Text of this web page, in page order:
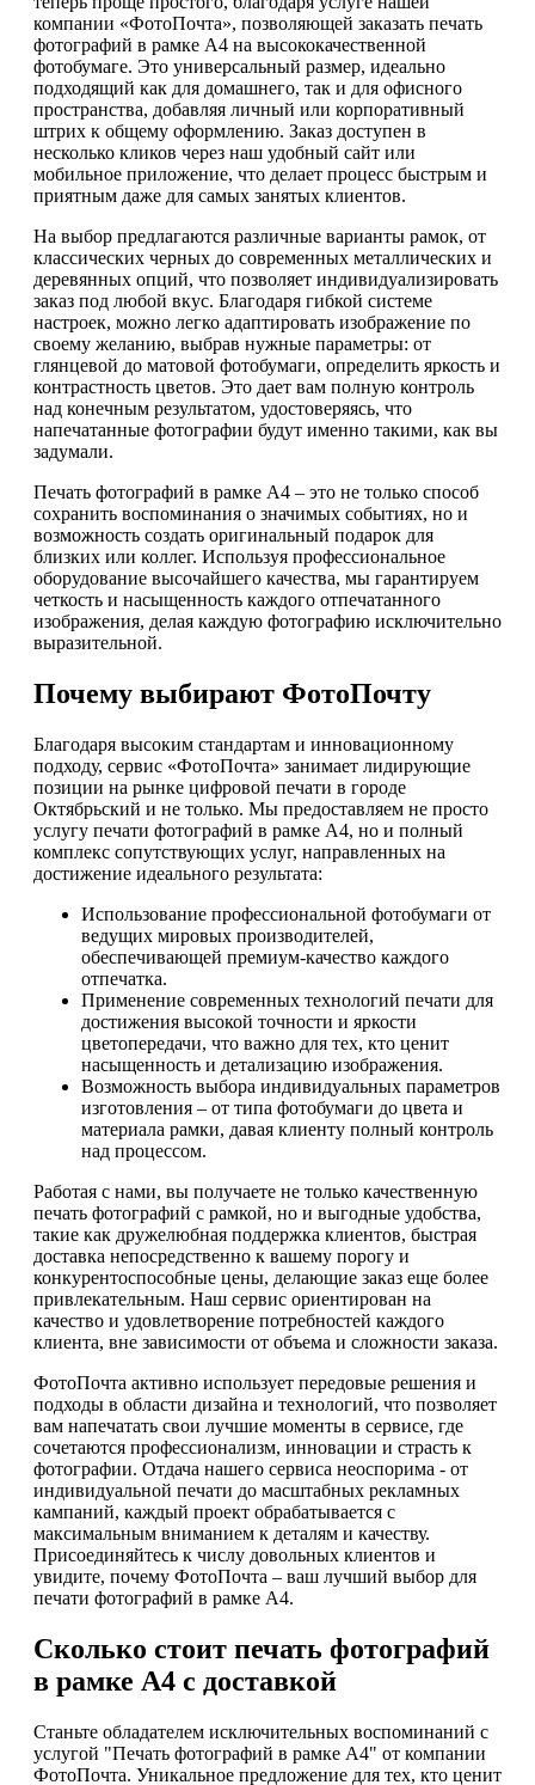
компании «ФотоПочта», позволяющей заказать печать
фотографий в рамке А4 на высококачественной
фотобумаге. Это универсальный размер, идеально
подходящий как для домашнего, так и для офисного
пространства, добавляя личный или корпоративный
штрих к общему оформлению. Заказ доступен в
несколько кликов через наш удобный сайт или
мобильное приложение, что делает процесс быстрым и
приятным даже для самых занятых клиентов.
На выбор предлагаются различные варианты рамок, от
классических черных до современных металлических и
деревянных опций, что позволяет индивидуализировать
заказ под любой вкус. Благодаря гибкой системе
настроек, можно легко адаптировать изображение по
своему желанию, выбрав нужные параметры: от
глянцевой до матовой фотобумаги, определить яркость и
контрастность цветов. Это дает вам полную контроль
над конечным результатом, удостоверяясь, что
напечатанные фотографии будут именно такими, как вы
задумали.
Печать фотографий в рамке А4 – это не только способ
сохранить воспоминания о значимых событиях, но и
возможность создать оригинальный подарок для
близких или коллег. Используя профессиональное
оборудование высочайшего качества, мы гарантируем
четкость и насыщенность каждого отпечатанного
изображения, делая каждую фотографию исключительно
выразительной.
Почему выбирают ФотоПочту
Благодаря высоким стандартам и инновационному
подходу, сервис «ФотоПочта» занимает лидирующие
позиции на рынке цифровой печати в городе
Октябрьский и не только. Мы предоставляем не просто
услугу печати фотографий в рамке А4, но и полный
комплекс сопутствующих услуг, направленных на
достижение идеального результата:
Использование профессиональной фотобумаги от
ведущих мировых производителей,
обеспечивающей премиум-качество каждого
отпечатка.
Применение современных технологий печати для
достижения высокой точности и яркости
цветопередачи, что важно для тех, кто ценит
насыщенность и детализацию изображения.
Возможность выбора индивидуальных параметров
изготовления – от типа фотобумаги до цвета и
материала рамки, давая клиенту полный контроль
над процессом.
Работая с нами, вы получаете не только качественную
печать фотографий с рамкой, но и выгодные удобства,
такие как дружелюбная поддержка клиентов, быстрая
доставка непосредственно к вашему порогу и
конкурентоспособные цены, делающие заказ еще более
привлекательным. Наш сервис ориентирован на
качество и удовлетворение потребностей каждого
клиента, вне зависимости от объема и сложности заказа.
ФотоПочта активно использует передовые решения и
подходы в области дизайна и технологий, что позволяет
вам напечатать свои лучшие моменты в сервисе, где
сочетаются профессионализм, инновации и страсть к
фотографии. Отдача нашего сервиса неоспорима - от
индивидуальной печати до масштабных рекламных
кампаний, каждый проект обрабатывается с
максимальным вниманием к деталям и качеству.
Присоединяйтесь к числу довольных клиентов и
увидите, почему ФотоПочта – ваш лучший выбор для
печати фотографий в рамке А4.
Сколько стоит печать фотографий
в рамке А4 с доставкой
Станьте обладателем исключительных воспоминаний с
услугой "Печать фотографий в рамке А4" от компании
ФотоПочта. Уникальное предложение для тех, кто ценит